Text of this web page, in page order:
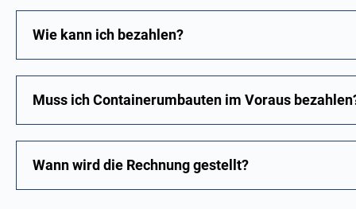
Wie kann ich bezahlen?
Muss ich Containerumbauten im Voraus
Wann wird die Rechnung gestellt?